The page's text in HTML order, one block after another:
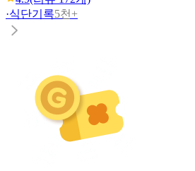
·식단기록5천+